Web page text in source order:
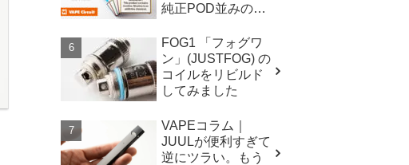
純正POD並みのキ
FOG1 「フォグワ
ン」(JUSTFOG) の
コイルをリビルド
してみました
VAPEコラム｜
JUULが便利すぎて
逆にツラい。もう